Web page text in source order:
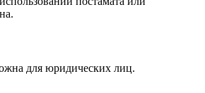
для юридических лиц.